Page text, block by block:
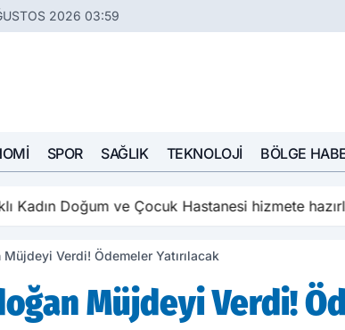
2026 03:59
SPOR SAĞLIK TEKNOLOJI BÖLGE
Kadın Doğum ve Çocuk Hastanesi hizmete
Verdi! Ödemeler Yatırılacak
Müjdeyi Verdi!